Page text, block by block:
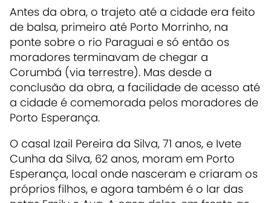
Antes da obra, o trajeto até a cidade era feito
de balsa, primeiro até Porto Morrinho, na
ponte sobre o rio Paraguai e só então os
moradores terminavam de chegar a
Corumbá (via terrestre). Mas desde a
conclusão da obra, a facilidade de acesso até
a cidade é comemorada pelos moradores de
Porto Esperança.
O casal Izail Pereira da Silva, 71 anos, e Ivete
Cunha da Silva, 62 anos, moram em Porto
Esperança, local onde nasceram e criaram os
próprios filhos, e agora também é o lar das